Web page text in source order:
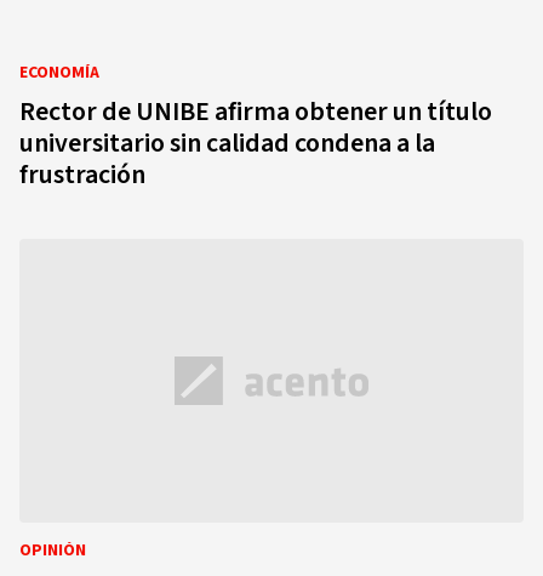
ECONOMÍA
Rector de UNIBE afirma obtener un título
universitario sin calidad condena a la
frustración
OPINIÓN